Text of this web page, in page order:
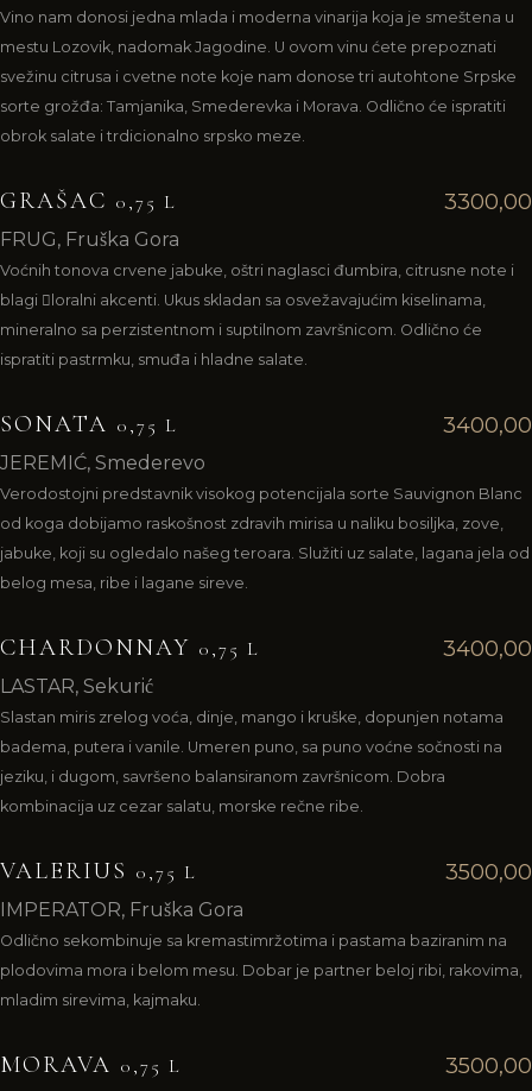
Vino nam donosi jedna mlada i moderna vinarija koja je smeštena u
mestu Lozovik, nadomak Jagodine. U ovom vinu ćete prepoznati
svežinu citrusa i cvetne note koje nam donose tri autohtone Srpske
sorte grožđa: Tamjanika, Smederevka i Morava. Odlično će ispratiti
obrok salate i trdicionalno srpsko meze.
GRAŠAC 0,75 L 3300,00
FRUG, Fruška Gora
Voćnih tonova crvene jabuke, oštri naglasci đumbira, citrusne note i
blagi 􀏔loralni akcenti. Ukus skladan sa osvežavajućim kiselinama,
mineralno sa perzistentnom i suptilnom završnicom. Odlično će
ispratiti pastrmku, smuđa i hladne salate.
SONATA 0,75 L 3400,00
JEREMIĆ, Smederevo
Verodostojni predstavnik visokog potencijala sorte Sauvignon Blanc
od koga dobijamo raskošnost zdravih mirisa u naliku bosiljka, zove,
jabuke, koji su ogledalo našeg teroara. Služiti uz salate, lagana jela od
belog mesa, ribe i lagane sireve.
CHARDONNAY 0,75 L 3400,00
LASTAR, Sekurić
Slastan miris zrelog voća, dinje, mango i kruške, dopunjen notama
badema, putera i vanile. Umeren puno, sa puno voćne sočnosti na
jeziku, i dugom, savršeno balansiranom završnicom. Dobra
kombinacija uz cezar salatu, morske rečne ribe.
VALERIUS 0,75 L 3500,00
IMPERATOR, Fruška Gora
Odlično sekombinuje sa kremastimržotima i pastama baziranim na
plodovima mora i belom mesu. Dobar je partner beloj ribi, rakovima,
mladim sirevima, kajmaku.
MORAVA 0,75 L 3500,00